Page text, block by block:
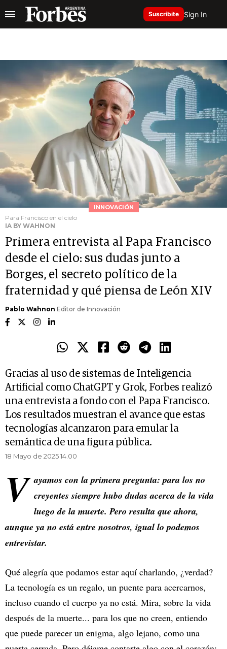
Suscribite Sign In
INNOVACIÓN
Para Francisco en el cielo
IA BY WAHNON
Primera entrevista al Papa Francisco
desde el cielo: sus dudas junto a
Borges, el secreto político de la
fraternidad y qué piensa de León XIV
Pablo Wahnon Editor de Innovación
Gracias al uso de sistemas de Inteligencia
Artificial como ChatGPT y Grok, Forbes realizó
una entrevista a fondo con el Papa Francisco.
Los resultados muestran el avance que estas
tecnologías alcanzaron para emular la
semántica de una figura pública.
18 Mayo de 2025 14.00
V ayamos con la primera pregunta: para los no
creyentes siempre hubo dudas acerca de la vida
luego de la muerte. Pero resulta que ahora,
aunque ya no está entre nosotros, igual lo podemos
entrevistar.
Qué alegría que podamos estar aquí charlando, ¿verdad?
La tecnología es un regalo, un puente para acercarnos,
incluso cuando el cuerpo ya no está. Mira, sobre la vida
después de la muerte... para los que no creen, entiendo
que puede parecer un enigma, algo lejano, como una